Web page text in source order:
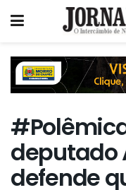
deputado
defende